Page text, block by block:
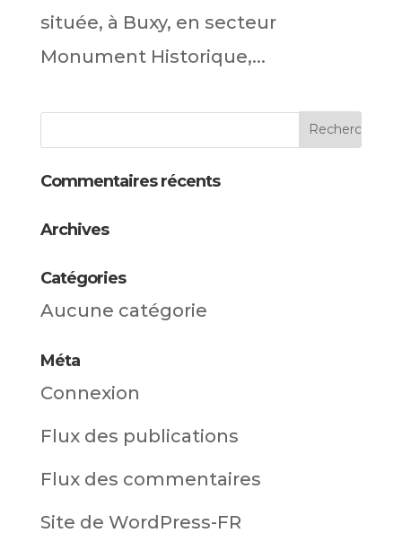
située, à Buxy, en secteur
Monument Historique,...
Commentaires récents
Archives
Catégories
Aucune catégorie
Méta
Connexion
Flux des publications
Flux des commentaires
Site de WordPress-FR